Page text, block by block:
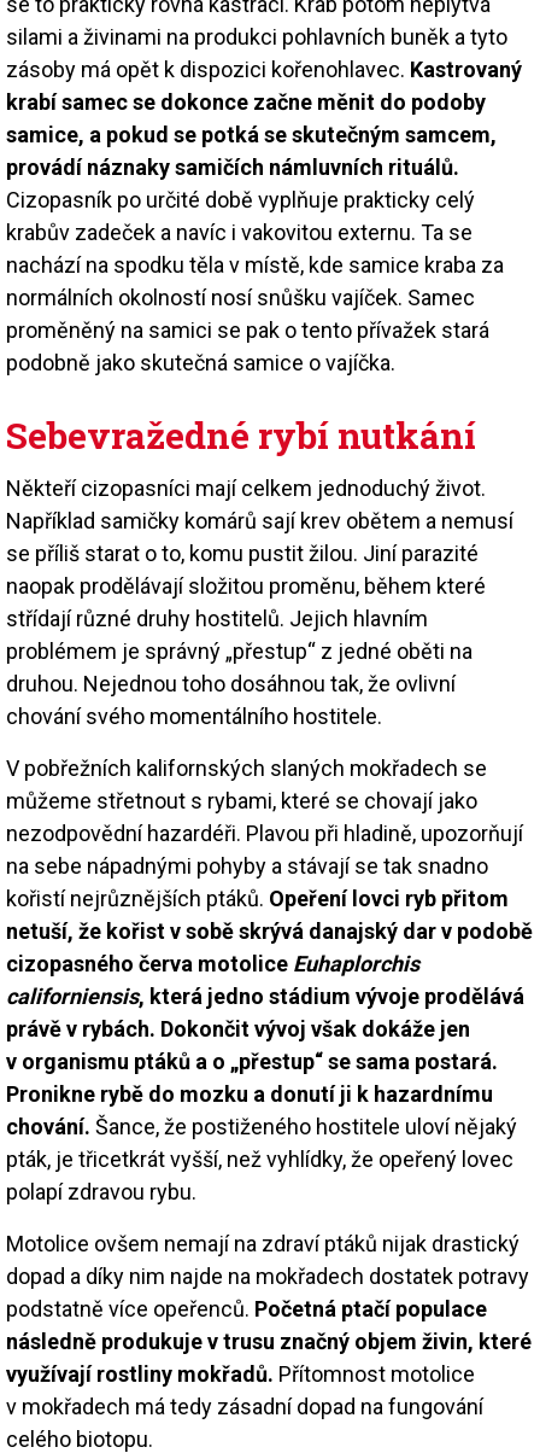
silami a živinami na produkci pohlavních buněk a tyto
zásoby má opět k dispozici kořenohlavec. Kastrovaný
krabí samec se dokonce začne měnit do podoby
samice, a pokud se potká se skutečným samcem,
provádí náznaky samičích námluvních rituálů.
Cizopasník po určité době vyplňuje prakticky celý
krabův zadeček a navíc i vakovitou externu. Ta se
nachází na spodku těla v místě, kde samice kraba za
normálních okolností nosí snůšku vajíček. Samec
proměněný na samici se pak o tento přívažek stará
podobně jako skutečná samice o vajíčka.
Sebevražedné rybí nutkání
Někteří cizopasníci mají celkem jednoduchý život.
Například samičky komárů sají krev obětem a nemusí
se příliš starat o to, komu pustit žilou. Jiní parazité
naopak prodělávají složitou proměnu, během které
střídají různé druhy hostitelů. Jejich hlavním
problémem je správný „přestup“ z jedné oběti na
druhou. Nejednou toho dosáhnou tak, že ovlivní
chování svého momentálního hostitele.
V pobřežních kalifornských slaných mokřadech se
můžeme střetnout s rybami, které se chovají jako
nezodpovědní hazardéři. Plavou při hladině, upozorňují
na sebe nápadnými pohyby a stávají se tak snadno
kořistí nejrůznějších ptáků. Opeření lovci ryb přitom
netuší, že kořist v sobě skrývá danajský dar v podobě
cizopasného červa motolice Euhaplorchis
californiensis, která jedno stádium vývoje prodělává
právě v rybách. Dokončit vývoj však dokáže jen
v organismu ptáků a o „přestup“ se sama postará.
Pronikne rybě do mozku a donutí ji k hazardnímu
chování. Šance, že postiženého hostitele uloví nějaký
pták, je třicetkrát vyšší, než vyhlídky, že opeřený lovec
polapí zdravou rybu.
Motolice ovšem nemají na zdraví ptáků nijak drastický
dopad a díky nim najde na mokřadech dostatek potravy
podstatně více opeřenců. Početná ptačí populace
následně produkuje v trusu značný objem živin, které
využívají rostliny mokřadů. Přítomnost motolice
v mokřadech má tedy zásadní dopad na fungování
celého biotopu.